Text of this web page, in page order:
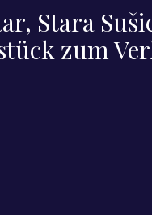
Stara
zum